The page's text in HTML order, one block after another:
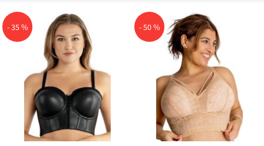
- 35 % - 50 %